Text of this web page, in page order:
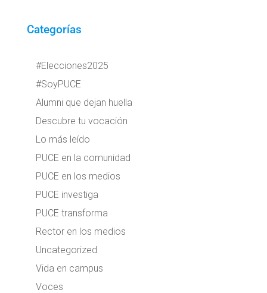
Categorías
#Elecciones2025
#SoyPUCE
Alumni que dejan huella
Descubre tu vocación
Lo más leído
PUCE en la comunidad
PUCE en los medios
PUCE investiga
PUCE transforma
Rector en los medios
Uncategorized
Vida en campus
Voces